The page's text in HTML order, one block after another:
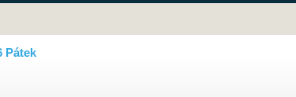
Pátek